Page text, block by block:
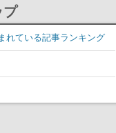
プ
れている記事ランキング